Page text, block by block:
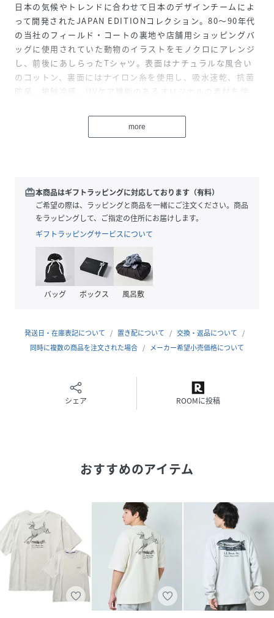
日本の気候やトレンドに合わせて日本のデザインチームによ
って開発されたJAPAN EDITIONコレクション。80～90年代
の当社のフィールド・コートの裏地や店舗用ショッピングバ
ッグに使用されていた動物のイラストをモノクロにアレンジ
し、前後にあしらったTシャツ。表面はナチュラルな風合い
のコットン、裏面にはナイロン糸を使用し、吸水速乾、抗菌
防臭、接触冷感、UVケア機能のあるオリジナルの素材を使
素材＆ケア方法
表面にコットン、裏面にナイロンを使用したオリジナルの素
材を使用
吸水速乾、抗菌防臭、接触冷感、UVケアなどの機能性を発揮
濃い色の場合は摩擦や濡れた際に他の物に色移りすることが
あるため、白、淡色との着用にご注意ください
首回りはリブ編み
左胸と背面にL.L.Bean Outfitters Since 1912 ロゴとアニ
染み込みプリントとはアーカイブのTシャツなどにも見られ
る水性染料を多く染み込ませるプリント手法で、Tシャツ本
グ ウォーキング 旅行 トラベル
Trout,Mallard/L
性別タイプ
本体:コットン80%
ナイロン20%
more
redeem本商品はギフトラッピングに対応しております（有料）
ご希望の際は、ラッピングと商品を一緒にご注文ください。商品
をラッピングして、ご指定の住所にお届けします。
ギフトラッピングサービスについて
バッグ ボックス 風呂敷
発送日・在庫表記について 置き配について
交換・返品について
同時に複数の商品を注文された場合
メーカー希望小売価格について
シェア ROOMに投稿
おすすめのアイテム